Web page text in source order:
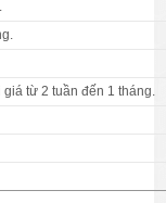
từ 2 tuần đến 1 tháng.